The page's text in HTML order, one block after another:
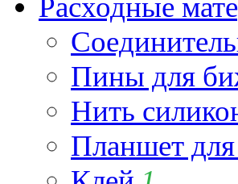
Пины для
Нить
Планшет